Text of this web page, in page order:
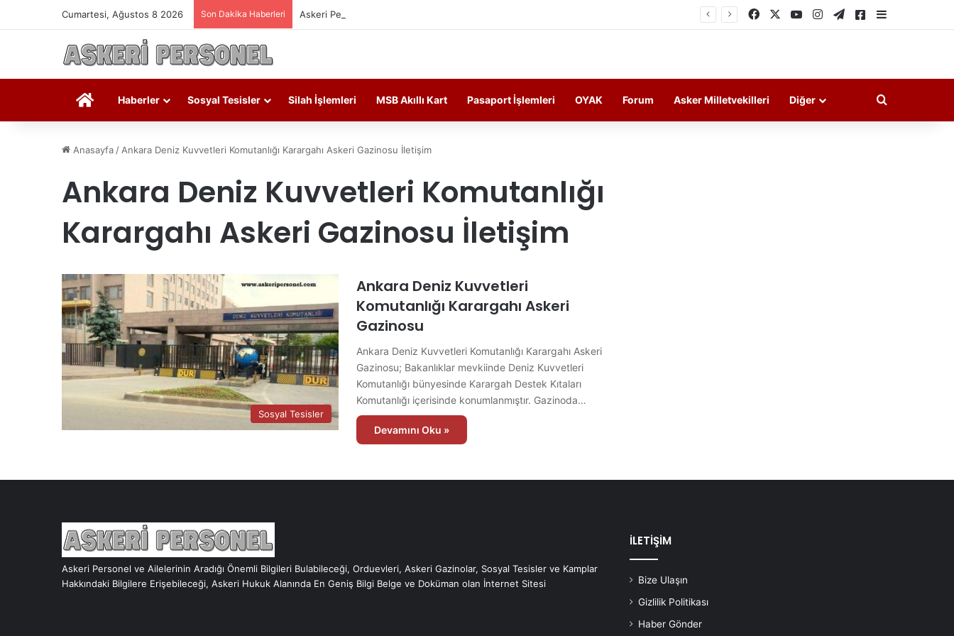
Cumartesi, Ağustos 8 2026 Son Dakika Haberleri Askeri Personelin Güncel Haber ve Bilgi Sitesi. Facebook YouTubeInstagramTelegramAskeri Haberler
Askeri Personel
Haberler Sosyal Tesisler Silah İşlemleri MSB Akıllı Kart Pasaport İşlemleri OYAK Forum Asker Milletvekilleri Diğer Arama yap
Anasayfa / Ankara Deniz Kuvvetleri Komutanlığı Karargahı Askeri Gazinosu İletişim
Ankara Deniz Kuvvetleri Komutanlığı
Karargahı Askeri Gazinosu İletişim
Sosyal Tesisler
Ankara Deniz Kuvvetleri
Komutanlığı Karargahı Askeri
Gazinosu
Ankara Deniz Kuvvetleri Komutanlığı Karargahı Askeri
Gazinosu; Bakanlıklar mevkiinde Deniz Kuvvetleri
Komutanlığı bünyesinde Karargah Destek Kıtaları
Komutanlığı içerisinde konumlanmıştır. Gazinoda…
Devamını Oku »
Askeri Personel ve Ailelerinin Aradığı Önemli Bilgileri Bulabileceği, Orduevleri, Askeri Gazinolar, Sosyal Tesisler ve Kamplar
Hakkındaki Bilgilere Erişebileceği, Askeri Hukuk Alanında En Geniş Bilgi Belge ve Doküman olan İnternet Sitesi
İLETİŞİM
Bize Ulaşın
Gizlilik Politikası
Haber Gönder